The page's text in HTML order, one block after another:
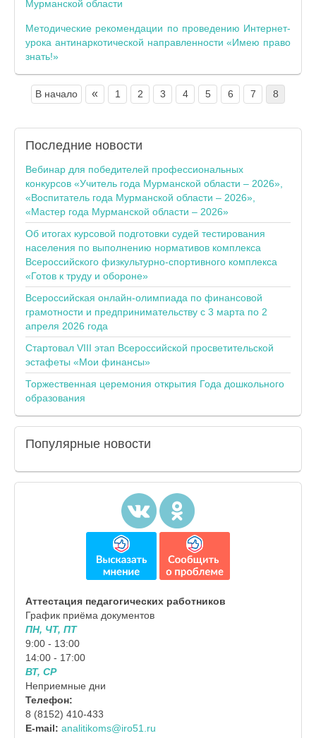
Мурманской области
Методические рекомендации по проведению Интернет-
урока антинаркотической направленности «Имею право
знать!»
В начало « 1 2 3 4 5 6 7 8
Последние новости
Вебинар для победителей профессиональных
конкурсов «Учитель года Мурманской области – 2026»,
«Воспитатель года Мурманской области – 2026»,
«Мастер года Мурманской области – 2026»
Об итогах курсовой подготовки судей тестирования
населения по выполнению нормативов комплекса
Всероссийского физкультурно-спортивного комплекса
«Готов к труду и обороне»
Всероссийская онлайн-олимпиада по финансовой
грамотности и предпринимательству с 3 марта по 2
апреля 2026 года
Стартовал VIII этап Всероссийской просветительской
эстафеты «Мои финансы»
Торжественная церемония открытия Года дошкольного
образования
Популярные новости
Аттестация педагогических работников
График приёма документов
ПН, ЧТ, ПТ
9:00 - 13:00
14:00 - 17:00
ВТ, СР
Неприемные дни
Телефон:
8 (8152) 410-433
E-mail: analitikoms@iro51.ru